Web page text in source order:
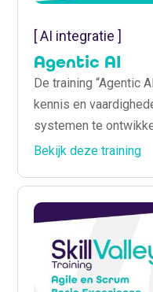
[ AI integratie ]
Agentic AI
De training “Agentic
kennis en
systemen te
reageren op
acties uitvoeren
context.
Bekijk deze training